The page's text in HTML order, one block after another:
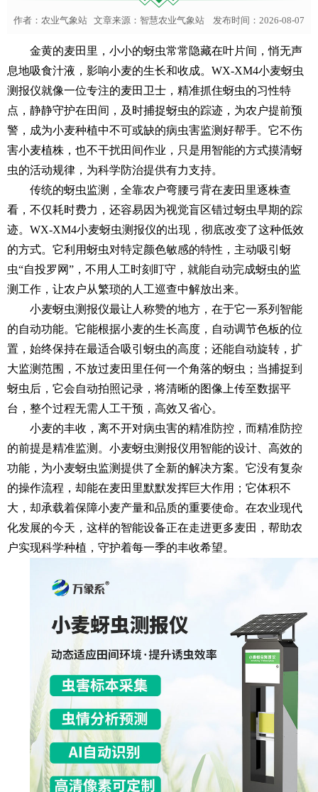
作者： 农业气象站 文章来源： 智慧农业气象站 发布时间：2026-08-07
金黄的麦田里，小小的蚜虫常常隐藏在叶片间，悄无声
息地吸食汁液，影响小麦的生长和收成。WX-XM4小麦蚜虫
测报仪就像一位专注的麦田卫士，精准抓住蚜虫的习性特
点，静静守护在田间，及时捕捉蚜虫的踪迹，为农户提前预
警，成为小麦种植中不可或缺的病虫害监测好帮手。它不伤
害小麦植株，也不干扰田间作业，只是用智能的方式摸清蚜
虫的活动规律，为科学防治提供有力支持。
传统的蚜虫监测，全靠农户弯腰弓背在麦田里逐株查
看，不仅耗时费力，还容易因为视觉盲区错过蚜虫早期的踪
迹。WX-XM4小麦蚜虫测报仪的出现，彻底改变了这种低效
的方式。它利用蚜虫对特定颜色敏感的特性，主动吸引蚜
虫“自投罗网”，不用人工时刻盯守，就能自动完成蚜虫的监
测工作，让农户从繁琐的人工巡查中解放出来。
小麦蚜虫测报仪最让人称赞的地方，在于它一系列智能
的自动功能。它能根据小麦的生长高度，自动调节色板的位
置，始终保持在最适合吸引蚜虫的高度；还能自动旋转，扩
大监测范围，不放过麦田里任何一个角落的蚜虫；当捕捉到
蚜虫后，它会自动拍照记录，将清晰的图像上传至数据平
台，整个过程无需人工干预，高效又省心。
小麦的丰收，离不开对病虫害的精准防控，而精准防控
的前提是精准监测。小麦蚜虫测报仪用智能的设计、高效的
功能，为小麦蚜虫监测提供了全新的解决方案。它没有复杂
的操作流程，却能在麦田里默默发挥巨大作用；它体积不
大，却承载着保障小麦产量和品质的重要使命。在农业现代
化发展的今天，这样的智能设备正在走进更多麦田，帮助农
户实现科学种植，守护着每一季的丰收希望。